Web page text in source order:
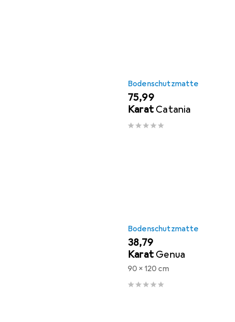
Bodenschutzmatte
EUR
75,99
Karat Catania
Bodenschutzmatte
EUR
38,79
Karat Genua
90 x 120 cm